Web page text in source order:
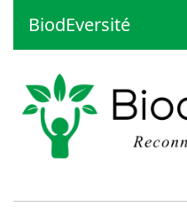
BiodEversité